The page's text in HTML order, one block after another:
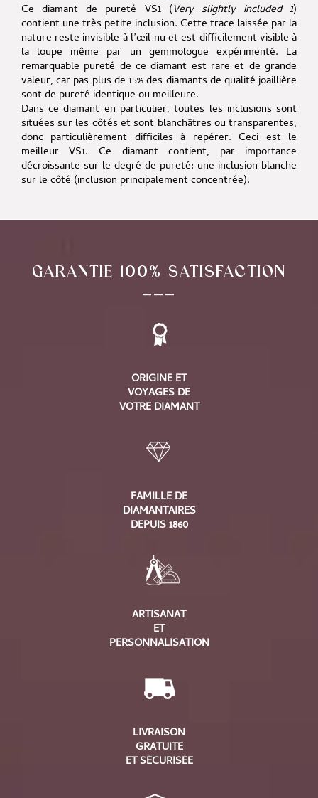
Ce diamant de pureté VS1 (Very slightly included 1)
contient une très petite inclusion. Cette trace laissée par la
nature reste invisible à l’œil nu et est difficilement visible à
la loupe même par un gemmologue expérimenté. La
remarquable pureté de ce diamant est rare et de grande
valeur, car pas plus de 15% des diamants de qualité joaillière
sont de pureté identique ou meilleure.
Dans ce diamant en particulier, toutes les inclusions sont
situées sur les côtés et sont blanchâtres ou transparentes,
donc particulièrement difficiles à repérer. Ceci est le
meilleur VS1.
Ce diamant contient, par importance
décroissante sur le degré de pureté: une inclusion blanche
sur le côté (inclusion principalement concentrée).
GARANTIE 100% SATISFACTION
ORIGINE ET
VOYAGES DE
VOTRE DIAMANT
FAMILLE DE
DIAMANTAIRES
DEPUIS 1860
ARTISANAT
ET
PERSONNALISATION
LIVRAISON
GRATUITE
ET SÉCURISÉE